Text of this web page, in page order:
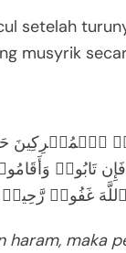
setelah
musyrik
ٱلۡمُشۡرِكِینَ
وَأَقَامُوا۟
غَفُورࣱ رَّحِیمࣱ
maka